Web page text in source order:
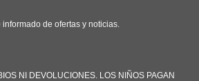
de ofertas y noticias.
NI DEVOLUCIONES. LOS NIÑOS PAGAN